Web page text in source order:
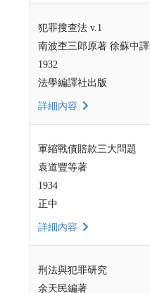
犯罪搜查法 v.1
南波杢三郎原著 徐蘇中譯
1932
法學編譯社出版
詳細內容
軍縮戰債賠款三大問題
袁道豐等著
1934
正中
詳細內容
刑法與犯罪研究
余天民編著